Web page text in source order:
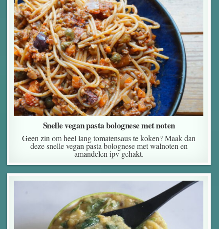
Snelle vegan pasta bolognese met noten
Geen zin om heel lang tomatensaus te koken? Maak dan
deze snelle vegan pasta bolognese met walnoten en
amandelen ipv gehakt.